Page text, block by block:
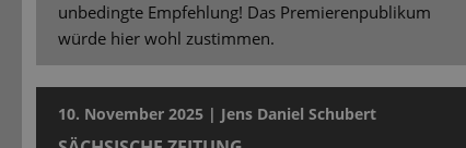
unbedingte Empfehlung! Das Premierenpublikum
würde hier wohl zustimmen.
10. November 2025 | Jens Daniel Schubert